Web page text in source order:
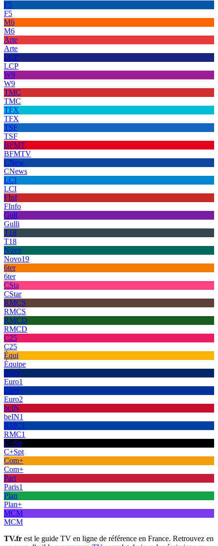
F5
F5
M6
M6
Arte
Arte
LCP
LCP
W9
W9
TMC
TMC
TFX
TFX
TSF
TSF
BFMT
BFMTV
CNew
CNews
LCI
LCI
FInf
FInfo
Gull
Gulli
T18
T18
Novo
Novo19
6ter
6ter
CSta
CStar
RMCS
RMCS
RMCD
RMCD
C25
C25
Équi
Équipe
Euro
Euro1
Euro
Euro2
beIN
beIN1
RMC1
RMC1
C+Sp
C+Spt
Com+
Com+
Pari
Paris1
Plan
Plan+
MCM
MCM
TV.fr est le guide TV en ligne de référence en France. Retrouvez en